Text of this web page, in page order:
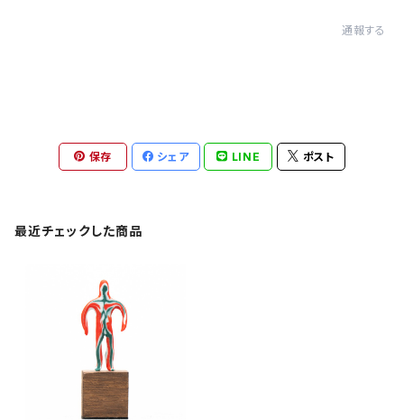
通報する
保存 シェア LINE ポスト
最近チェックした商品